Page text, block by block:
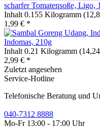
scharfer Tomatensoße, Ligo,
Inhalt 0.155 Kilogramm
1,99 € *
Indomas, 210g
Inhalt 0.21 Kilogramm
2,99 € *
Zuletzt angesehen
Service-Hotline
Telefonische Beratung und
040-7312 8888
Mo-Fr 13:00 - 17:00 Uhr